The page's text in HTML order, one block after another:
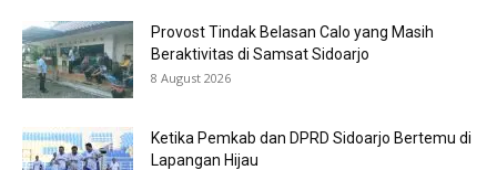
Provost Tindak Belasan Calo yang Masih
Beraktivitas di Samsat Sidoarjo
8 August 2026
Ketika Pemkab dan DPRD Sidoarjo Bertemu di
Lapangan Hijau